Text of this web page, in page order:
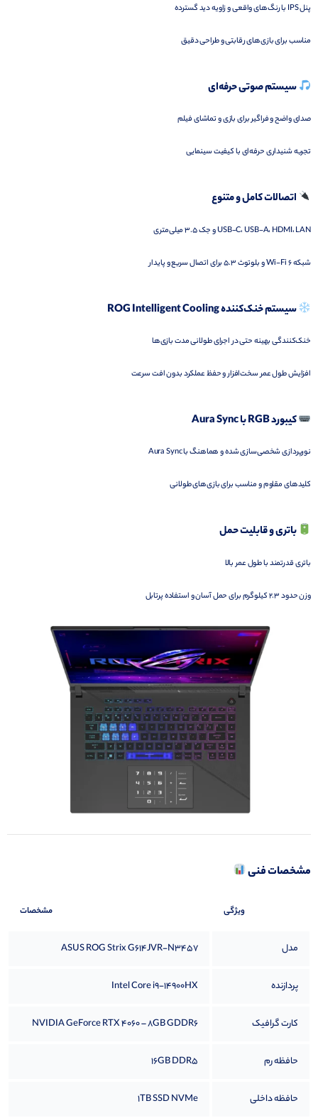
پنل IPS با رنگ‌های واقعی و زاویه دید گسترده
مناسب برای بازی‌های رقابتی و طراحی دقیق
سیستم صوتی حرفه‌ای
صدای واضح و فراگیر برای بازی و تماشای فیلم
تجربه شنیداری حرفه‌ای با کیفیت سینمایی
اتصالات کامل و متنوع
USB-C، USB-A، HDMI، LAN و جک 3.5 میلی‌متری
شبکه Wi-Fi 6 و بلوتوث 5.3 برای اتصال سریع و پایدار
سیستم خنک‌کننده ROG Intelligent Cooling
خنک‌کنندگی بهینه حتی در اجرای طولانی مدت بازی‌ها
افزایش طول عمر سخت‌افزار و حفظ عملکرد بدون افت سرعت
کیبورد RGB با Aura Sync
نورپردازی شخصی‌سازی شده و هماهنگ با Aura Sync
کلیدهای مقاوم و مناسب برای بازی‌های طولانی
باتری و قابلیت حمل
باتری قدرتمند با طول عمر بالا
وزن حدود 2.3 کیلوگرم برای حمل آسان و استفاده پرتابل
مشخصات فنی
ویژگی مشخصات
مدل ASUS ROG Strix G614JVR-N3457
پردازنده Intel Core i9-14900HX
کارت گرافیک NVIDIA GeForce RTX 4060 – 8GB GDDR6
حافظه رم 16GB DDR5
حافظه داخلی 1TB SSD NVMe